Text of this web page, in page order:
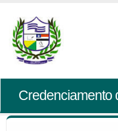
Credenciamento